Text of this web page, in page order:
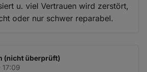
u. viel Vertrauen wird zerstört,
oder nur schwer reparabel.
(nicht überprüft)
17:09